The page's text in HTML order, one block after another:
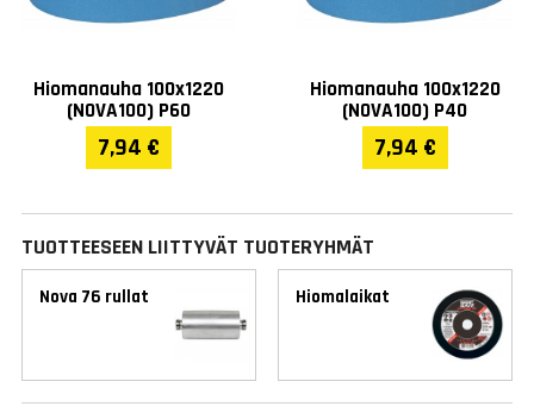
Hiomanauha 100x1220
(NOVA100) P60
7,94 €
Hiomanauha 100x1220
(NOVA100) P40
7,94 €
TUOTTEESEEN LIITTYVÄT TUOTERYHMÄT
Nova 76 rullat Hiomalaikat